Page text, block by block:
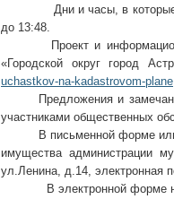
Дни и часы, в которые
до 13:48.
Проект и
«Городской округ город
uchastkov-na-kadastrovom-plane
Предложения и
участниками общественных
В письменной форме или
имущества администрации
ул.Ленина, д.14, электронная
В электронной форме на